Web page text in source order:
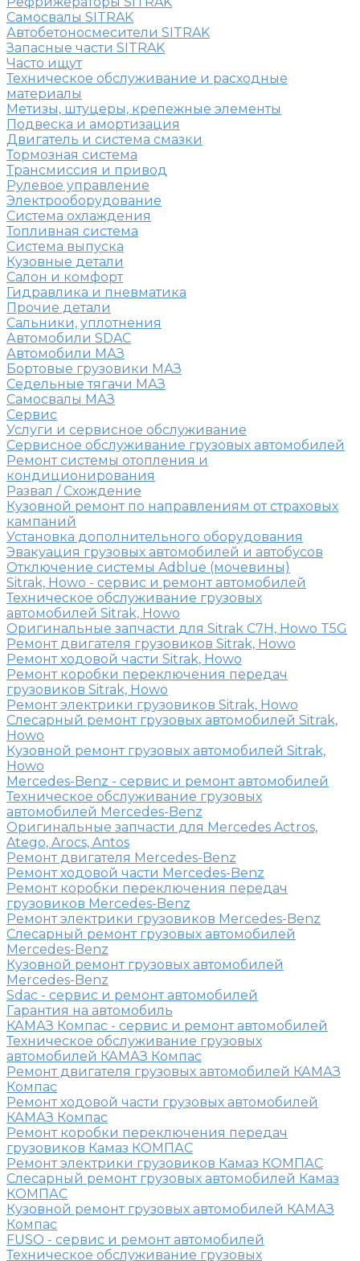
Самосвалы SITRAK
Автобетоносмесители SITRAK
Запасные части SITRAK
Часто ищут
Техническое обслуживание и расходные
материалы
Метизы, штуцеры, крепежные элементы
Подвеска и амортизация
Двигатель и система смазки
Тормозная система
Трансмиссия и привод
Рулевое управление
Электрооборудование
Система охлаждения
Топливная система
Система выпуска
Кузовные детали
Салон и комфорт
Гидравлика и пневматика
Прочие детали
Сальники, уплотнения
Автомобили SDAC
Автомобили МАЗ
Бортовые грузовики МАЗ
Седельные тягачи МАЗ
Самосвалы МАЗ
Сервис
Услуги и сервисное обслуживание
Сервисное обслуживание грузовых автомобилей
Ремонт системы отопления и
кондиционирования
Развал / Схождение
Кузовной ремонт по направлениям от страховых
кампаний
Установка дополнительного оборудования
Эвакуация грузовых автомобилей и автобусов
Отключение системы Adblue (мочевины)
Sitrak, Howo - сервис и ремонт автомобилей
Техническое обслуживание грузовых
автомобилей Sitrak, Howo
Оригинальные запчасти для Sitrak C7H, Howo T5G
Ремонт двигателя грузовиков Sitrak, Howo
Ремонт ходовой части Sitrak, Howo
Ремонт коробки переключения передач
грузовиков Sitrak, Howo
Ремонт электрики грузовиков Sitrak, Howo
Слесарный ремонт грузовых автомобилей Sitrak,
Howo
Кузовной ремонт грузовых автомобилей Sitrak,
Howo
Mercedes-Benz - сервис и ремонт автомобилей
Техническое обслуживание грузовых
автомобилей Mercedes-Benz
Оригинальные запчасти для Mercedes Actros,
Atego, Arocs, Antos
Ремонт двигателя Mercedes-Benz
Ремонт ходовой части Mercedes-Benz
Ремонт коробки переключения передач
грузовиков Mercedes-Benz
Ремонт электрики грузовиков Mercedes-Benz
Слесарный ремонт грузовых автомобилей
Mercedes-Benz
Кузовной ремонт грузовых автомобилей
Mercedes-Benz
Sdac - сервис и ремонт автомобилей
Гарантия на автомобиль
КАМАЗ Компас - сервис и ремонт автомобилей
Техническое обслуживание грузовых
автомобилей КАМАЗ Компас
Ремонт двигателя грузовых автомобилей КАМАЗ
Компас
Ремонт ходовой части грузовых автомобилей
КАМАЗ Компас
Ремонт коробки переключения передач
грузовиков Камаз КОМПАС
Ремонт электрики грузовиков Камаз КОМПАС
Слесарный ремонт грузовых автомобилей Камаз
КОМПАС
Кузовной ремонт грузовых автомобилей КАМАЗ
Компас
FUSO - сервис и ремонт автомобилей
Техническое обслуживание грузовых